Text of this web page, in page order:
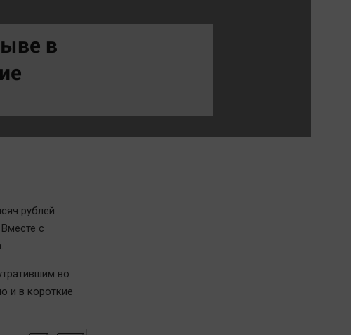
Светская жизнь
Тенденции
в
рублей
с
во
и в короткие